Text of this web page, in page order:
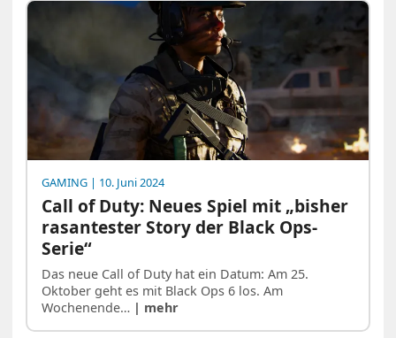
GAMING | 10. Juni 2024
Call of Duty: Neues Spiel mit „bisher
rasantester Story der Black Ops-
Serie“
Das neue Call of Duty hat ein Datum: Am 25.
Oktober geht es mit Black Ops 6 los. Am
Wochenende… | mehr